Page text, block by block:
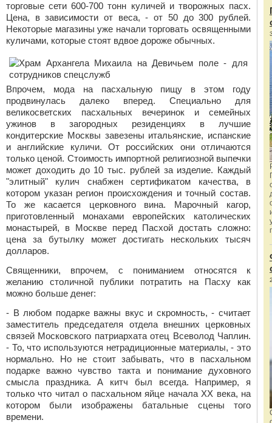
торговые сети 600-700 тонн куличей и творожных пасх.
Цена, в зависимости от веса, - от 50 до 300 рублей.
Некоторые магазины уже начали торговать освященными
куличами, которые стоят вдвое дороже обычных.
Впрочем, мода на пасхальную пищу в этом году
продвинулась далеко вперед. Специально для
великосветских пасхальных вечеринок и семейных
ужинов в загородных резиденциях в лучшие
кондитерские Москвы завезены итальянские, испанские
и английские куличи. От российских они отличаются
только ценой. Стоимость импортной религиозной выпечки
может доходить до 10 тыс. рублей за изделие. Каждый
"элитный" кулич снабжен сертификатом качества, в
котором указан регион происхождения и точный состав.
То же касается церковного вина. Марочный кагор,
приготовленный монахами европейских католических
монастырей, в Москве перед Пасхой достать сложно:
цена за бутылку может достигать нескольких тысяч
долларов.
Священники, впрочем, с пониманием относятся к
желанию столичной публики потратить на Пасху как
можно больше денег:
- В любом подарке важны вкус и скромность, - считает
заместитель председателя отдела внешних церковных
связей Московского патриархата отец Всеволод Чаплин.
- То, что используются нетрадиционные материалы, - это
нормально. Но не стоит забывать, что в пасхальном
подарке важно чувство такта и понимание духовного
смысла праздника. А китч был всегда. Например, я
только что читал о пасхальном яйце начала ХХ века, на
котором были изображены батальные сцены того
времени.